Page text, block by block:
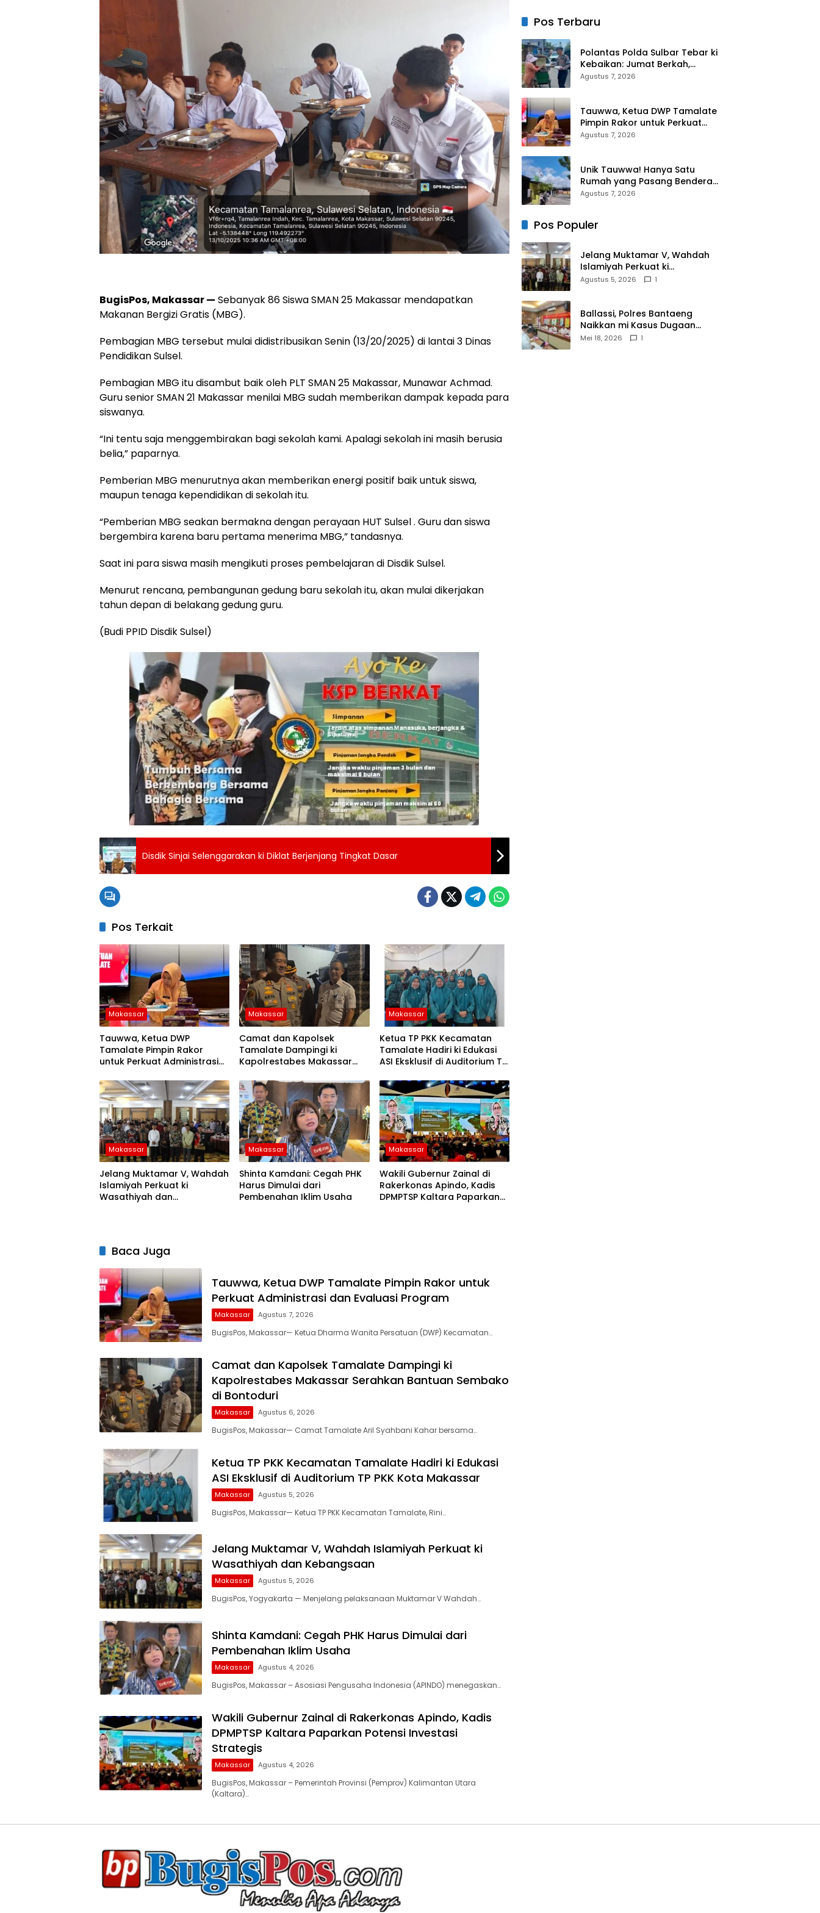
BugisPos, Makassar — Sebanyak 86 Siswa SMAN 25 Makassar mendapatkan
Makanan Bergizi Gratis (MBG).
Pembagian MBG tersebut mulai didistribusikan Senin (13/20/2025) di lantai 3 Dinas
Pendidikan Sulsel.
Pembagian MBG itu disambut baik oleh PLT SMAN 25 Makassar, Munawar Achmad.
Guru senior SMAN 21 Makassar menilai MBG sudah memberikan dampak kepada para
siswanya.
“Ini tentu saja menggembirakan bagi sekolah kami. Apalagi sekolah ini masih berusia
belia,” paparnya.
Pemberian MBG menurutnya akan memberikan energi positif baik untuk siswa,
maupun tenaga kependidikan di sekolah itu.
“Pemberian MBG seakan bermakna dengan perayaan HUT Sulsel . Guru dan siswa
bergembira karena baru pertama menerima MBG,” tandasnya.
Saat ini para siswa masih mengikuti proses pembelajaran di Disdik Sulsel.
Menurut rencana, pembangunan gedung baru sekolah itu, akan mulai dikerjakan
tahun depan di belakang gedung guru.
(Budi PPID Disdik Sulsel)
Disdik Sinjai Selenggarakan ki Diklat Berjenjang Tingkat Dasar
Pos Terkait
Makassar
Tauwwa, Ketua DWP
Tamalate Pimpin Rakor
untuk Perkuat Administrasi
Makassar
Camat dan Kapolsek
Tamalate Dampingi ki
Kapolrestabes Makassar
di Bontoduri
Makassar
Ketua TP PKK Kecamatan
Tamalate Hadiri ki Edukasi
ASI Eksklusif di Auditorium TP
Makassar
Jelang Muktamar V, Wahdah
Islamiyah Perkuat ki
Wasathiyah dan
Makassar
Shinta Kamdani: Cegah PHK
Harus Dimulai dari
Pembenahan Iklim Usaha
Makassar
Wakili Gubernur Zainal di
Rakerkonas Apindo, Kadis
DPMPTSP Kaltara Paparkan
Baca Juga
Tauwwa, Ketua DWP Tamalate Pimpin Rakor untuk
Perkuat Administrasi dan Evaluasi Program
Makassar Agustus 7, 2026
BugisPos, Makassar— Ketua Dharma Wanita Persatuan (DWP) Kecamatan…
Camat dan Kapolsek Tamalate Dampingi ki
Kapolrestabes Makassar Serahkan Bantuan Sembako
di Bontoduri
Makassar Agustus 6, 2026
BugisPos, Makassar— Camat Tamalate Aril Syahbani Kahar bersama…
Ketua TP PKK Kecamatan Tamalate Hadiri ki Edukasi
ASI Eksklusif di Auditorium TP PKK Kota Makassar
Makassar Agustus 5, 2026
BugisPos, Makassar— Ketua TP PKK Kecamatan Tamalate, Rini…
Jelang Muktamar V, Wahdah Islamiyah Perkuat ki
Wasathiyah dan Kebangsaan
Makassar Agustus 5, 2026
BugisPos, Yogyakarta — Menjelang pelaksanaan Muktamar V Wahdah…
Shinta Kamdani: Cegah PHK Harus Dimulai dari
Pembenahan Iklim Usaha
Makassar Agustus 4, 2026
BugisPos, Makassar – Asosiasi Pengusaha Indonesia (APINDO) menegaskan…
Wakili Gubernur Zainal di Rakerkonas Apindo, Kadis
DPMPTSP Kaltara Paparkan Potensi Investasi
Strategis
Makassar Agustus 4, 2026
BugisPos, Makassar – Pemerintah Provinsi (Pemprov) Kalimantan Utara
(Kaltara)…
Pasang
Bendera
Merah Putih
di BTN Lappa
Mas 1 Sinjai
2026 di
Dorong ki
Kebijakan
Fleksibel
Pos Terbaru
Polantas Polda Sulbar Tebar ki
Kebaikan: Jumat Berkah,
Berbagi Senyum dan Peduli
Agustus 7, 2026
Tauwwa, Ketua DWP Tamalate
Pimpin Rakor untuk Perkuat
Administrasi dan Evaluasi
Agustus 7, 2026
Unik Tauwwa! Hanya Satu
Rumah yang Pasang Bendera
Merah Putih di Blok J BTN
Agustus 7, 2026
Pos Populer
Jelang Muktamar V, Wahdah
Islamiyah Perkuat ki
Wasathiyah dan Kebangsaan
Agustus 5, 2026 1
Ballassi, Polres Bantaeng
Naikkan mi Kasus Dugaan
Korupsi PDAM ke Penyidikan
Mei 18, 2026 1